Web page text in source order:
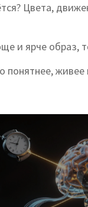
Цвета,
ярче образ,